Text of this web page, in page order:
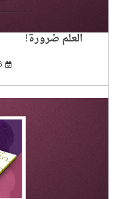
العلم ضرورة!